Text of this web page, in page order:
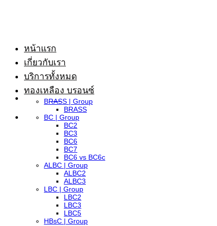
เนื้อหาหน้าแรก
เกี่ยวกับเรา
บริการทั้งหมด
ทองเหลือง บรอนซ์
BRASS | Group
BRASS
BC | Group
BC2
BC3
BC6
BC7
BC6 vs BC6c
ALBC | Group
ALBC2
ALBC3
LBC | Group
LBC2
LBC3
LBC5
HBsC | Group